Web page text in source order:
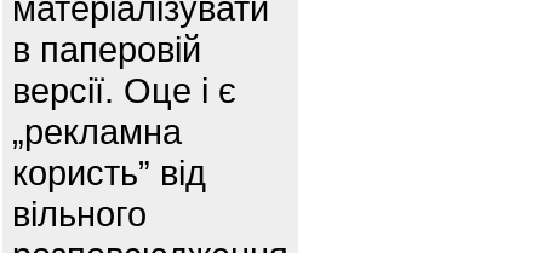
в паперовій
версії. Оце і є
„рекламна
користь” від
вільного